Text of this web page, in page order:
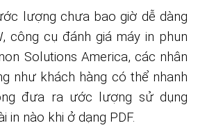
lượng chưa bao giờ dễ dàng
công cụ đánh giá máy in phun
Solutions America, các nhân
như khách hàng có thể nhanh
đưa ra ước lượng sử dụng
in nào khi ở dạng PDF.